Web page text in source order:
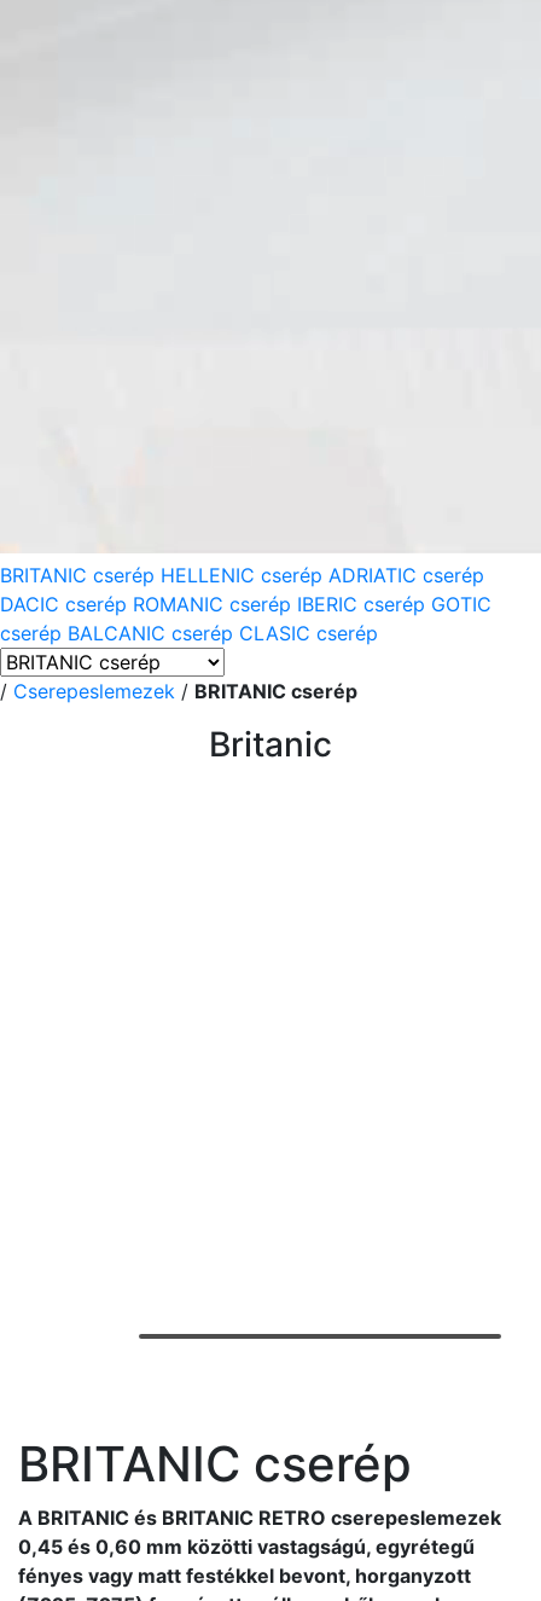
BRITANIC cserép HELLENIC cserép ADRIATIC cserép
DACIC cserép ROMANIC cserép IBERIC cserép GOTIC
cserép BALCANIC cserép CLASIC cserép
/ Cserepeslemezek / BRITANIC cserép
Britanic
BRITANIC cserép
A BRITANIC és BRITANIC RETRO cserepeslemezek
0,45 és 0,60 mm közötti vastagságú, egyrétegű
fényes vagy matt festékkel bevont, horganyzott